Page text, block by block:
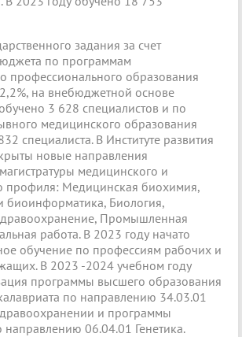
задания за счет
по программам
профессионального образования
на внебюджетной основе
3 628 специалистов и по
медицинского образования
специалиста. В Институте развития
новые направления
медицинского и
профиля: Медицинская биохимия,
биоинформатика, Биология,
Промышленная
работа. В 2023 году начато
обучение по профессиям рабочих и
В 2023 -2024 учебном году
программы высшего образования
по направлению 34.03.01
и программы
направлению 06.04.01 Генетика.